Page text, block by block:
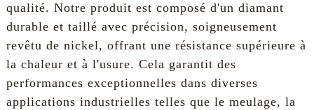
qualité. Notre produit est composé d'un diamant
durable et taillé avec précision, soigneusement
revêtu de nickel, offrant une résistance supérieure à
la chaleur et à l'usure. Cela garantit des
performances exceptionnelles dans diverses
applications industrielles telles que le meulage, la